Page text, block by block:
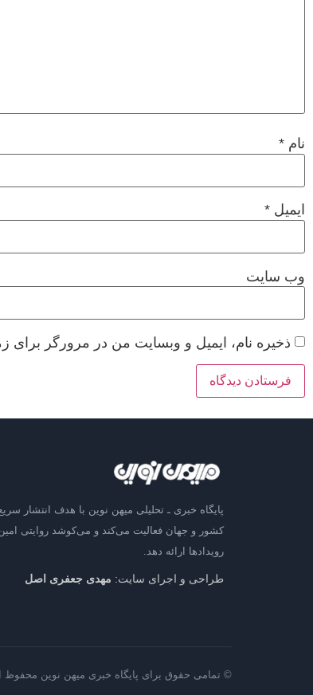
نام *
ایمیل *
وب‌ سایت
ذخیره نام، ایمیل و وبسایت من در مرورگر برای
پایگاه خبری ـ تحلیلی میهن نوین با هدف انتشار
کشور و جهان فعالیت می‌کند و می‌کوشد روایتی امین
رویدادها ارائه دهد.
طراحی و اجرای سایت: مهدی جعفری اصل
© تمامی حقوق برای پایگاه خبری میهن نوین محفوظ است